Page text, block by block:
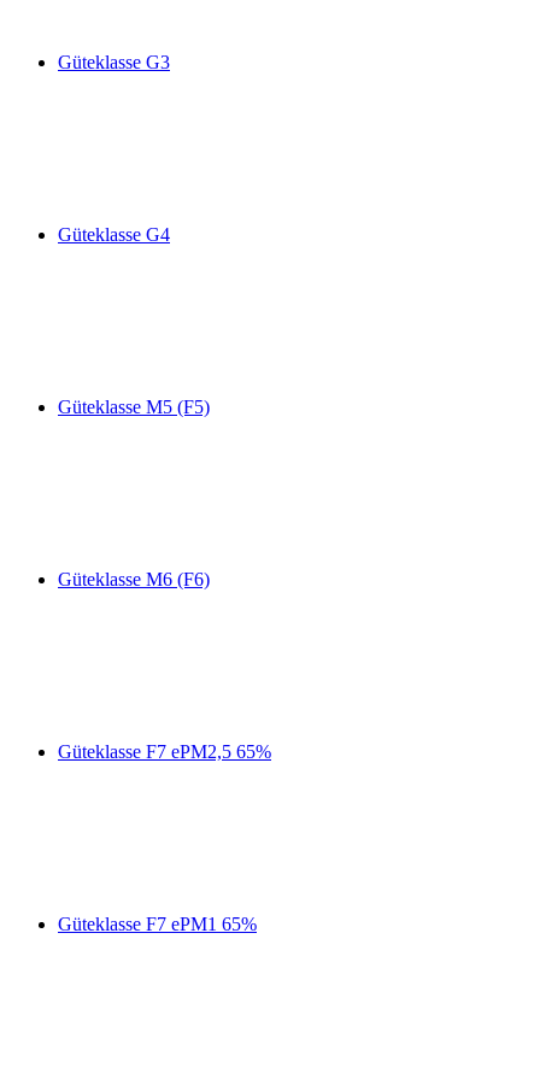
Güteklasse G3
Güteklasse G4
Güteklasse M5 (F5)
Güteklasse M6 (F6)
Güteklasse F7 ePM2,5 65%
Güteklasse F7 ePM1 65%